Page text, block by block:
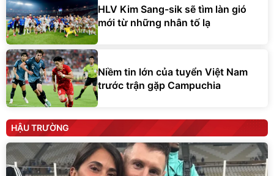
HLV Kim Sang-sik sẽ tìm làn gió
mới từ những nhân tố lạ
Niềm tin lớn của tuyển Việt Nam
trước trận gặp Campuchia
HẬU TRƯỜNG